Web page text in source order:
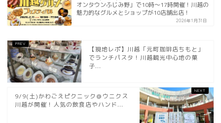
オンタウンふじみ野」で10時〜17時開催！川越の
魅力的なグルメとショップが10店舗出店！
2026年1月31日
【現地レポ】川越「元町珈琲店ちもと」
でランチパスタ！川越観光中心地の菓
子...
9/9(土)かわごえピクニック＠ウニクス
川越が開催！人気の飲食店やハンド...